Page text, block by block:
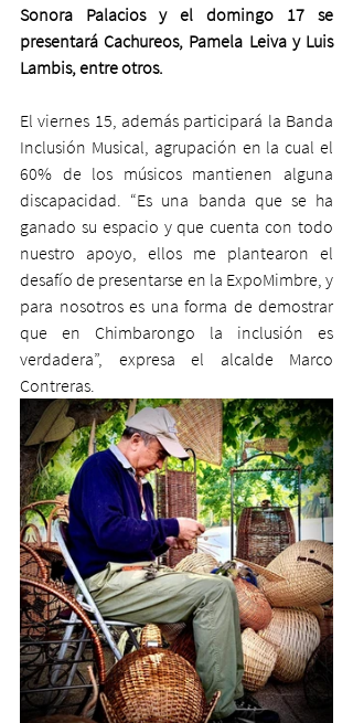
Sonora Palacios y el domingo 17 se
presentará Cachureos, Pamela Leiva y Luis
Lambis, entre otros.
El viernes 15, además participará la Banda
Inclusión Musical, agrupación en la cual el
60% de los músicos mantienen alguna
discapacidad. “Es una banda que se ha
ganado su espacio y que cuenta con todo
nuestro apoyo, ellos me plantearon el
desafío de presentarse en la ExpoMimbre, y
para nosotros es una forma de demostrar
que en Chimbarongo la inclusión es
verdadera”, expresa el alcalde Marco
Contreras.